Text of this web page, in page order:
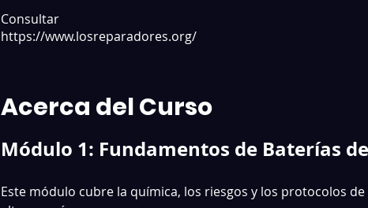
Consultar
https://www.losreparadores.org/
Acerca del Curso
Módulo 1: Fundamentos de Baterías
Este módulo cubre la química, los riesgos y los protocolos